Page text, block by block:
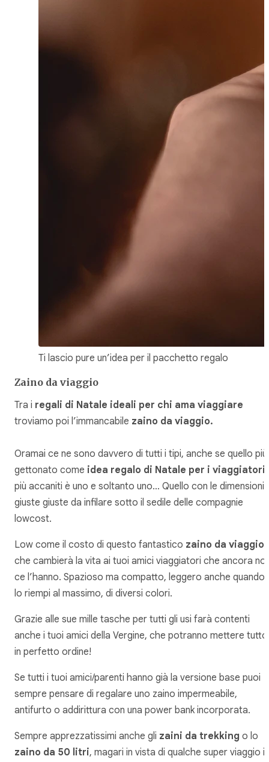
Ti lascio pure un’idea per il pacchetto regalo
Zaino da viaggio
Tra i regali di Natale ideali per chi ama viaggiare
troviamo poi l’immancabile zaino da viaggio.
Oramai ce ne sono davvero di tutti i tipi, anche se quello più
gettonato come idea regalo di Natale per i viaggiatori
più accaniti è uno e soltanto uno… Quello con le dimensioni
giuste giuste da infilare sotto il sedile delle compagnie
lowcost.
Low come il costo di questo fantastico zaino da viaggio
che cambierà la vita ai tuoi amici viaggiatori che ancora
ce l’hanno. Spazioso ma compatto, leggero anche quando
lo riempi al massimo, di diversi colori.
Grazie alle sue mille tasche per tutti gli usi farà contenti
anche i tuoi amici della Vergine, che potranno mettere tutto
in perfetto ordine!
Se tutti i tuoi amici/parenti hanno già la versione base puoi
sempre pensare di regalare uno zaino impermeabile,
antifurto o addirittura con una power bank incorporata.
Sempre apprezzatissimi anche gli zaini da trekking o lo
zaino da 50 litri, magari in vista di qualche super viaggio in